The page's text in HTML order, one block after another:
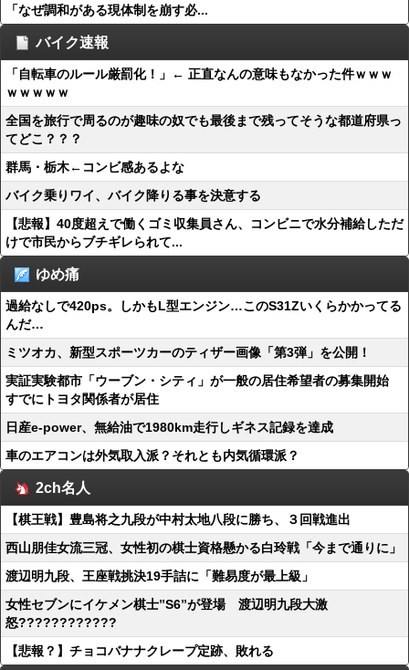
「なぜ調和がある現体制を崩す必...
バイク速報
「自転車のルール厳罰化！」← 正直なんの意味もなかった件ｗｗｗ
ｗｗｗｗｗ
全国を旅行で周るのが趣味の奴でも最後まで残ってそうな都道府県っ
てどこ？？？
群馬・栃木←コンビ感あるよな
バイク乗りワイ、バイク降りる事を決意する
【悲報】40度超えで働くゴミ収集員さん、コンビニで水分補給しただ
けで市民からブチギレられて...
ゆめ痛
過給なしで420ps。しかもL型エンジン…このS31Zいくらかかってる
んだ…
ミツオカ、新型スポーツカーのティザー画像「第3弾」を公開！
実証実験都市「ウーブン・シティ」が一般の居住希望者の募集開始
すでにトヨタ関係者が居住
日産e-power、無給油で1980km走行しギネス記録を達成
車のエアコンは外気取入派？それとも内気循環派？
2ch名人
【棋王戦】豊島将之九段が中村太地八段に勝ち、３回戦進出
西山朋佳女流三冠、女性初の棋士資格懸かる白玲戦「今まで通りに」
渡辺明九段、王座戦挑決19手詰に「難易度が最上級」
女性セブンにイケメン棋士”S6”が登場 渡辺明九段大激
怒????????????
【悲報？】チョコバナナクレープ定跡、敗れる